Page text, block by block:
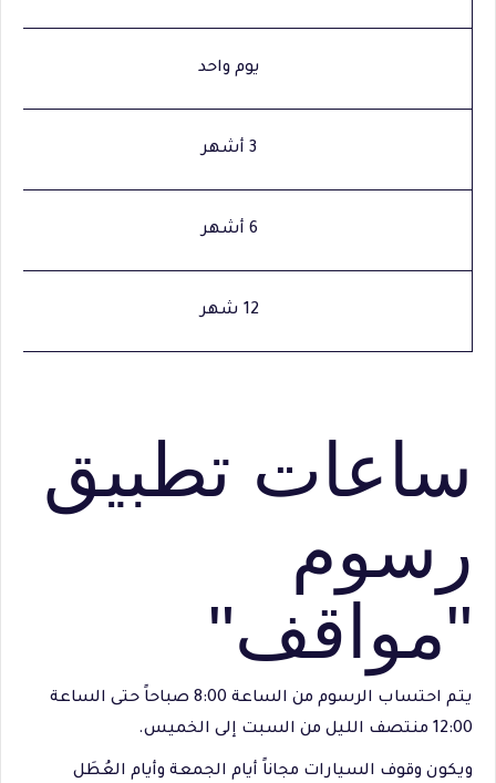
يوم واحد
3 أشهر
6 أشهر
12 شهر
ساعات تطبيق
رسوم
"مواقف"
يتم احتساب الرسوم من الساعة 8:00 صباحاً حتى الساعة
12:00 منتصف الليل من السبت إلى الخميس.
ويكون وقوف السيارات مجاناً أيام الجمعة وأيام العُطَل